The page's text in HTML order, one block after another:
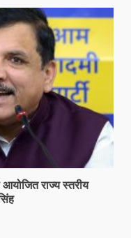
आयोजित राज्य स्तरीय